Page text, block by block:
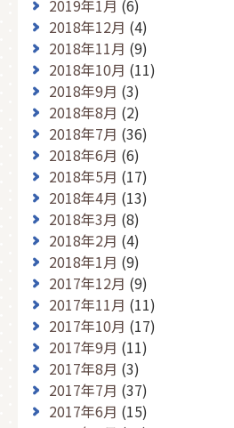
2019年1月 (6)
2018年12月 (4)
2018年11月 (9)
2018年10月 (11)
2018年9月 (3)
2018年8月 (2)
2018年7月 (36)
2018年6月 (6)
2018年5月 (17)
2018年4月 (13)
2018年3月 (8)
2018年2月 (4)
2018年1月 (9)
2017年12月 (9)
2017年11月 (11)
2017年10月 (17)
2017年9月 (11)
2017年8月 (3)
2017年7月 (37)
2017年6月 (15)